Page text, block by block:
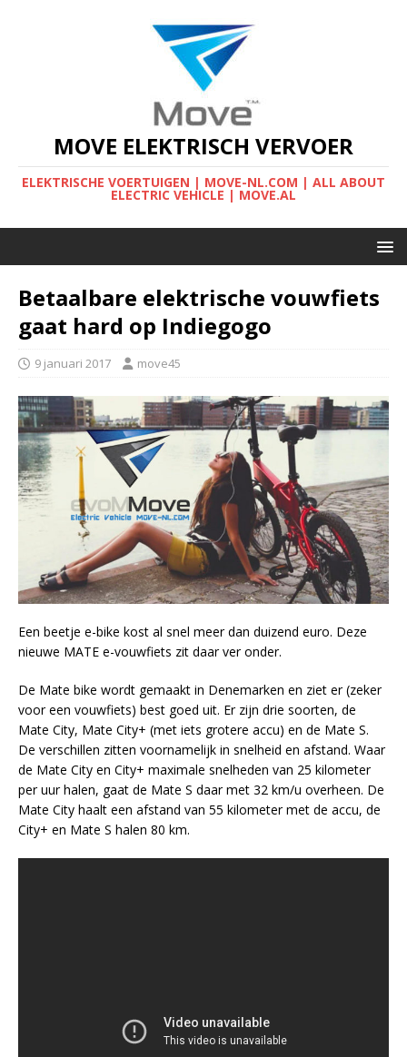
MOVE ELEKTRISCH VERVOER
ELEKTRISCHE VOERTUIGEN | MOVE-NL.COM | ALL ABOUT
ELECTRIC VEHICLE | MOVE.AL
Betaalbare elektrische vouwfiets
gaat hard op Indiegogo
9 januari 2017 move45
Een beetje e-bike kost al snel meer dan duizend euro. Deze
nieuwe MATE e-vouwfiets zit daar ver onder.
De Mate bike wordt gemaakt in Denemarken en ziet er (zeker
voor een vouwfiets) best goed uit. Er zijn drie soorten, de
Mate City, Mate City+ (met iets grotere accu) en de Mate S.
De verschillen zitten voornamelijk in snelheid en afstand. Waar
de Mate City en City+ maximale snelheden van 25 kilometer
per uur halen, gaat de Mate S daar met 32 km/u overheen. De
Mate City haalt een afstand van 55 kilometer met de accu, de
City+ en Mate S halen 80 km.